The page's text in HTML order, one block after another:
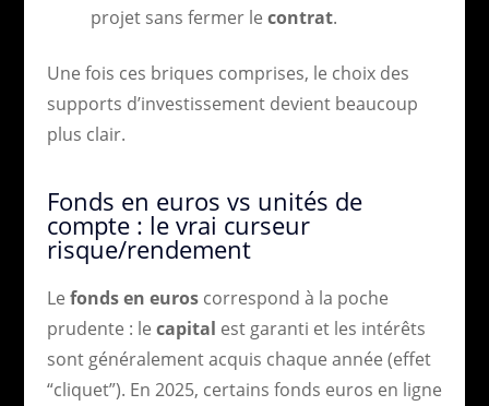
projet sans fermer le contrat.
Une fois ces briques comprises, le choix des
supports d’investissement devient beaucoup
plus clair.
Fonds en euros vs unités de
compte : le vrai curseur
risque/rendement
Le fonds en euroscorrespond à la poche
prudente : le capital est garanti et les intérêts
sont généralement acquis chaque année (effet
“cliquet”). En 2025, certains fonds euros en ligne